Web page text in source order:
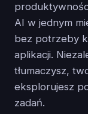
AI w jednym
bez potrzeby
aplikacji.
tłumaczysz,
eksplorujesz
zadań.